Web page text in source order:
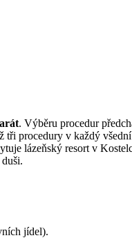
. Výběru procedur
tři procedury v každý
lázeňský resort v
jídel).